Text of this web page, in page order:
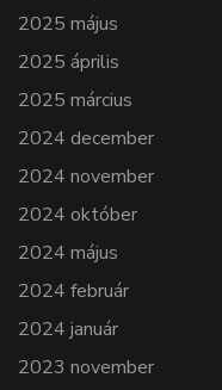
2025 május
2025 április
2025 március
2024 december
2024 november
2024 október
2024 május
2024 február
2024 január
2023 november